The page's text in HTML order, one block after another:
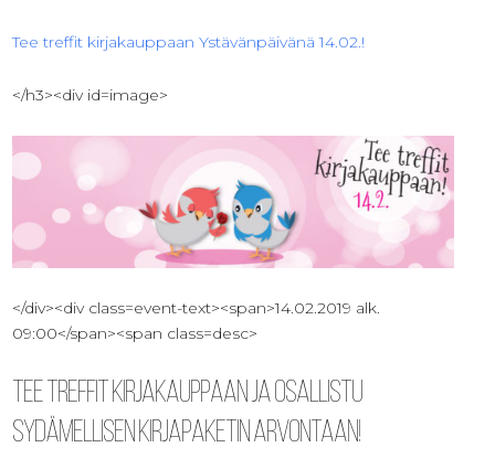
Tee treffit kirjakauppaan Ystävänpäivänä 14.02.!
</h3><div id=image>
</div><div class=event-text><span>14.02.2019 alk.
09:00</span><span class=desc>
Tee treffit kirjakauppaan ja osallistu
sydämellisen kirjapaketin arvontaan!